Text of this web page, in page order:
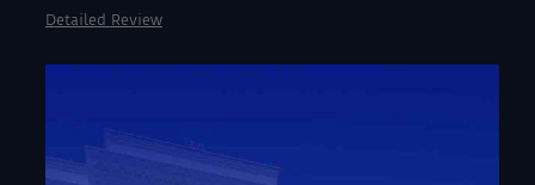
Detailed Review